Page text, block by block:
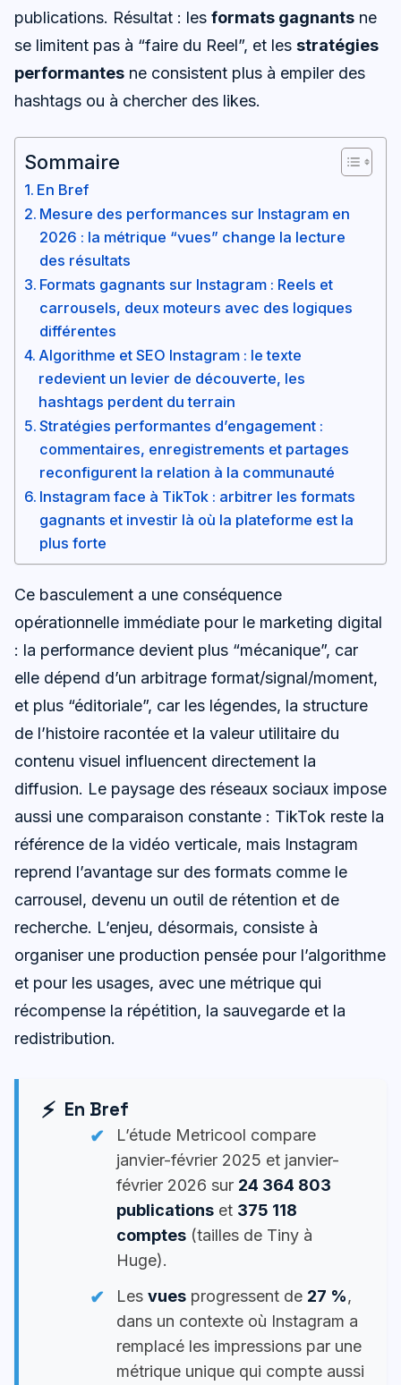
publications. Résultat : les formats gagnants ne
se limitent pas à “faire du Reel”, et les stratégies
performantes ne consistent plus à empiler des
hashtags ou à chercher des likes.
Sommaire
En Bref
Mesure des performances sur Instagram en
2026 : la métrique “vues” change la lecture
des résultats
Formats gagnants sur Instagram : Reels et
carrousels, deux moteurs avec des logiques
différentes
Algorithme et SEO Instagram : le texte
redevient un levier de découverte, les
hashtags perdent du terrain
Stratégies performantes d’engagement :
commentaires, enregistrements et partages
reconfigurent la relation à la communauté
Instagram face à TikTok : arbitrer les formats
gagnants et investir là où la plateforme est la
plus forte
Ce basculement a une conséquence
opérationnelle immédiate pour le marketing digital
: la performance devient plus “mécanique”, car
elle dépend d’un arbitrage format/signal/moment,
et plus “éditoriale”, car les légendes, la structure
de l’histoire racontée et la valeur utilitaire du
contenu visuel influencent directement la
diffusion. Le paysage des réseaux sociaux impose
aussi une comparaison constante : TikTok reste la
référence de la vidéo verticale, mais Instagram
reprend l’avantage sur des formats comme le
carrousel, devenu un outil de rétention et de
recherche. L’enjeu, désormais, consiste à
organiser une production pensée pour l’algorithme
et pour les usages, avec une métrique qui
récompense la répétition, la sauvegarde et la
redistribution.
En Bref
L’étude Metricool compare
janvier-février 2025 et janvier-
février 2026 sur 24 364 803
publications et 375 118
comptes (tailles de Tiny à
Huge).
Les vues progressent de 27 %,
dans un contexte où Instagram a
remplacé les impressions par une
métrique unique qui compte aussi